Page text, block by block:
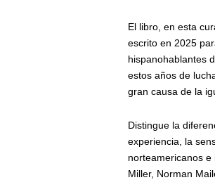
El libro, en esta
escrito en 2025
hispanohablantes
estos años de
gran causa de la
Distingue la
experiencia, la
norteamericanos
Miller, Norman